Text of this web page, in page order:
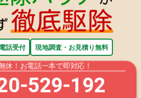
話受付 現地調査・お見積り無料
休！お電話一本で即対応！
529-192